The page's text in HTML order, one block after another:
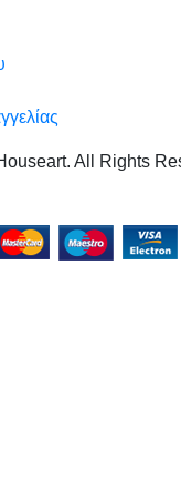
All Rights